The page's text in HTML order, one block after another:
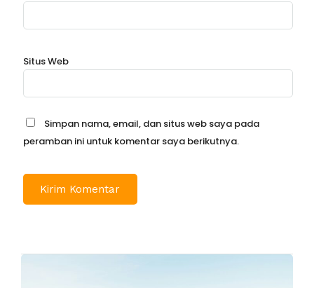
Situs Web
Simpan nama, email, dan situs web saya pada
peramban ini untuk komentar saya berikutnya.